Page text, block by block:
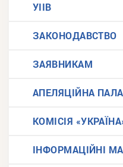
УІІВ
ЗАКОНОДАВСТВО
ЗАЯВНИКАМ
АПЕЛЯЦІЙНА
КОМІСІЯ
ІНФОРМАЦІЙНІ